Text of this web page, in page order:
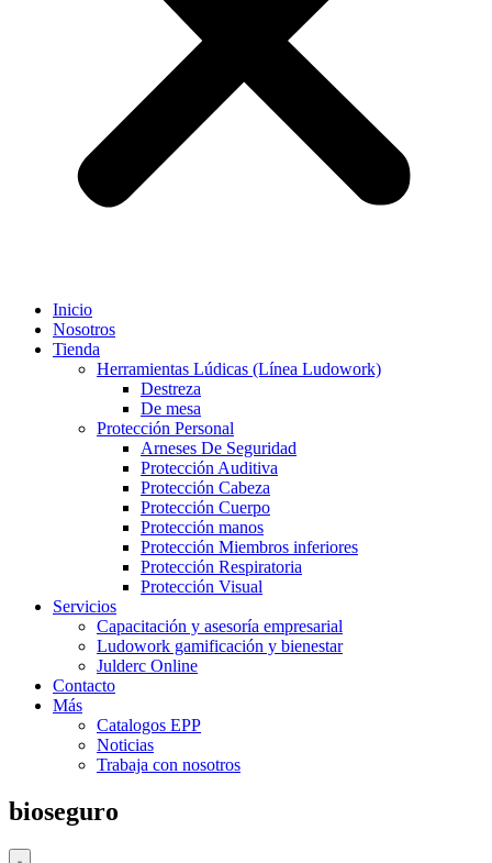
Inicio
Nosotros
Tienda
Herramientas Lúdicas (Línea Ludowork)
Destreza
De mesa
Protección Personal
Arneses De Seguridad
Protección Auditiva
Protección Cabeza
Protección Cuerpo
Protección manos
Protección Miembros inferiores
Protección Respiratoria
Protección Visual
Servicios
Capacitación y asesoría empresarial
Ludowork gamificación y bienestar
Julderc Online
Contacto
Más
Catalogos EPP
Noticias
Trabaja con nosotros
bioseguro